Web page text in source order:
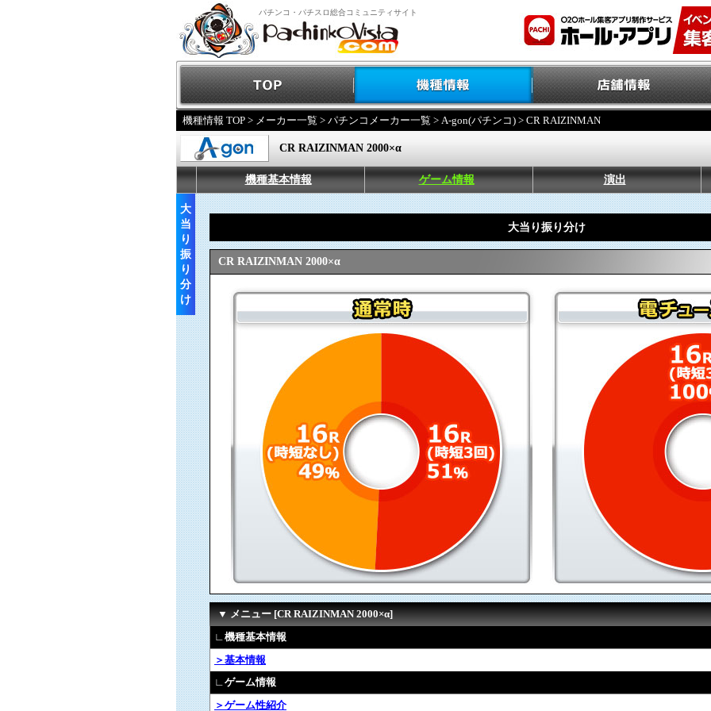
パチンコ・パチスロ総合コミュニティサイト
機種情報 TOP > メーカー一覧 > パチンコメーカー一覧 > A-gon(パチンコ) > CR RAIZINMAN
CR RAIZINMAN 2000×α
機種基本情報 ゲーム情報 演出
大
当
り
振
り
分
け
大当り振り分け
CR RAIZINMAN 2000×α
▼ メニュー [CR RAIZINMAN 2000×α]
∟機種基本情報
＞基本情報
∟ゲーム情報
＞ゲーム性紹介